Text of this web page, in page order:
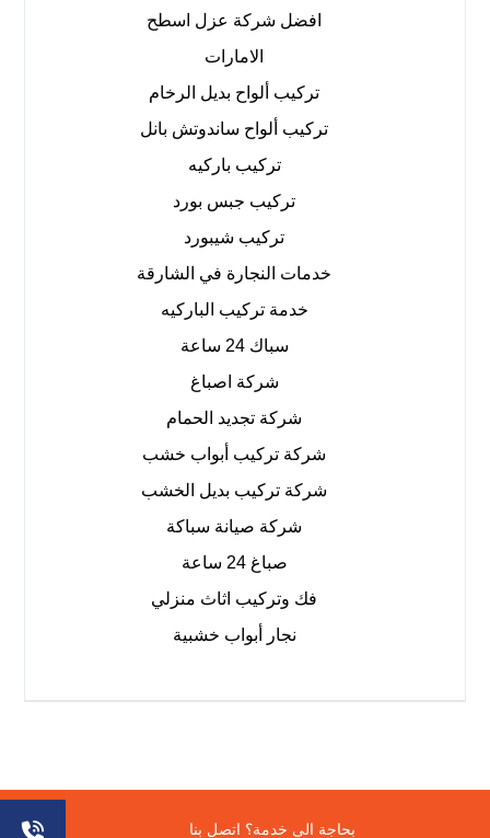
افضل شركة عزل اسطح
الامارات
تركيب ألواح بديل الرخام
تركيب ألواح ساندوتش بانل
تركيب باركيه
تركيب جبس بورد
تركيب شيبورد
خدمات النجارة في الشارقة
خدمة تركيب الباركيه
سباك 24 ساعة
شركة اصباغ
شركة تجديد الحمام
شركة تركيب أبواب خشب
شركة تركيب بديل الخشب
شركة صيانة سباكة
صباغ 24 ساعة
فك وتركيب اثاث منزلي
نجار أبواب خشبية
جميع الحقوق محفوظة
بحاجة الى خدمة؟ اتصل بنا